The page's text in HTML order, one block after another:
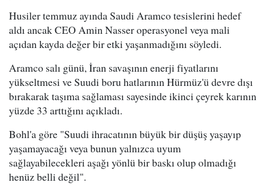
Husiler temmuz ayında Saudi Aramco tesislerini hedef
aldı ancak CEO Amin Nasser operasyonel veya mali
açıdan kayda değer bir etki yaşanmadığını söyledi.
Aramco salı günü, İran savaşının enerji fiyatlarını
yükseltmesi ve Suudi boru hatlarının Hürmüz'ü devre dışı
bırakarak taşıma sağlaması sayesinde ikinci çeyrek karının
yüzde 33 arttığını açıkladı.
Bohl'a göre "Suudi ihracatının büyük bir düşüş yaşayıp
yaşamayacağı veya bunun yalnızca uyum
sağlayabilecekleri aşağı yönlü bir baskı olup olmadığı
henüz belli değil".